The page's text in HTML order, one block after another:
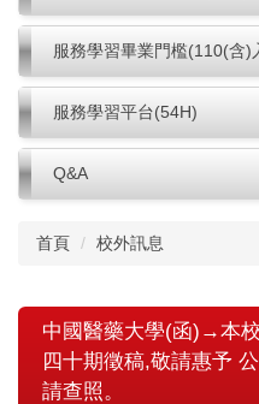
服務學習畢業門檻(110(含)
服務學習平台(54H)
Q&A
首頁 校外訊息
中國醫藥大學(函)→本
四十期徵稿,敬請惠予
請查照。